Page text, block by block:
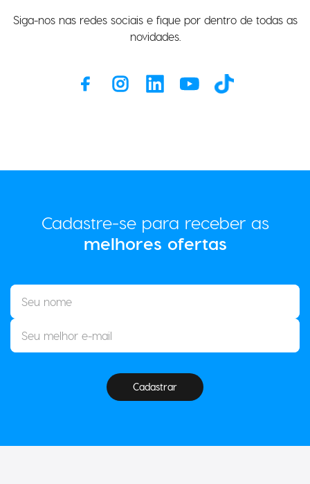
Siga-nos nas redes sociais e fique por dentro de todas as
novidades.
Cadastre-se para receber as
melhores ofertas
Cadastrar